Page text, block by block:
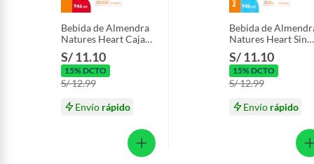
Bebida de Almendra
Natures Heart Caja
946 mL
S/ 11.10
15% DCTO
S/ 12.99
Envío rápido
Bebida de
Natures Heart Sin
Azúcar Caja 946
S/ 11.10
15% DCTO
S/ 12.99
Envío rápido